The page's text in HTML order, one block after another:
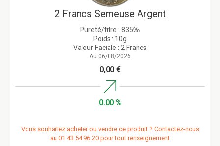
2 Francs Semeuse Argent
Pureté/titre : 835‰
Poids : 10g
Valeur Faciale : 2 Francs
Au 06/08/2026
0,00 €
0.00 %
Vous souhaitez acheter ou vendre ce produit ? Contactez-nous
au 01 43 54 96 20 pour tout renseignement